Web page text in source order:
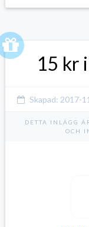
15 kr
Skapad: 2017-
DETTA INLÄGG
OCH